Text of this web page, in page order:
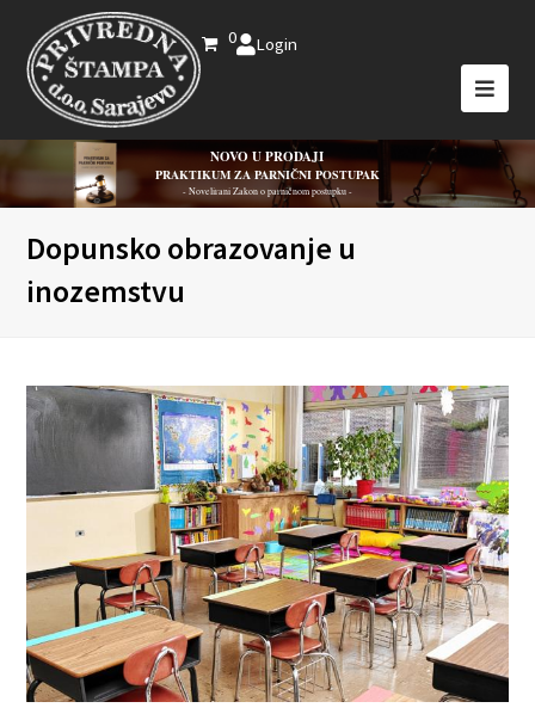
0 Login
NOVO U PRODAJI
PRAKTIKUM ZA PARNIČNI POSTUPAK
- Novelirani Zakon o parničnom postupku -
Dopunsko obrazovanje u
inozemstvu